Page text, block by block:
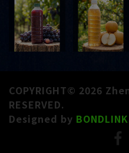
COPYRIGHT© 2026
RESERVED.
Designed by BONDLINK